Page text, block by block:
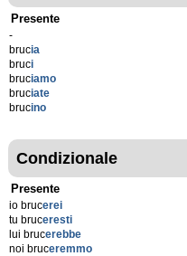
Presente
-
brucia
bruci
bruciamo
bruciate
brucino
Condizionale
Presente
io brucerei
tu bruceresti
lui brucerebbe
noi bruceremmo